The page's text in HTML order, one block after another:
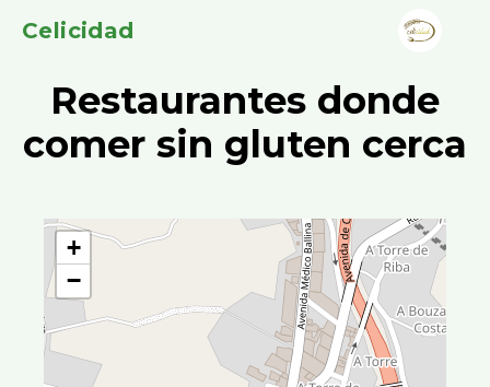
Celicidad
Restaurantes donde
comer sin gluten cerca
+
−